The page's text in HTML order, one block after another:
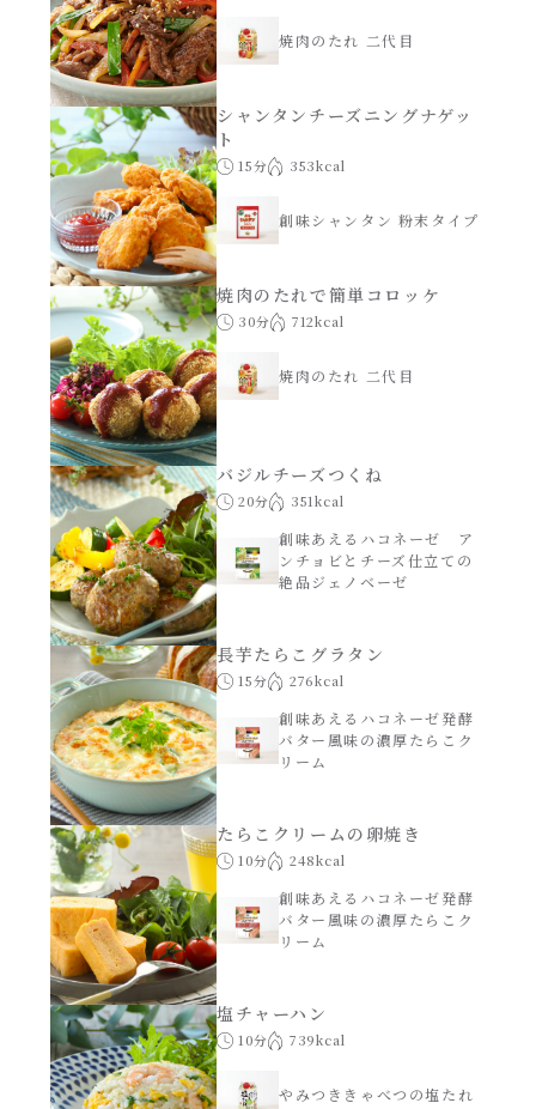
焼肉のたれ 二代目
シャンタンチーズニングナゲッ
ト
15分 353kcal
創味シャンタン 粉末タイプ
焼肉のたれで簡単コロッケ
30分 712kcal
焼肉のたれ 二代目
バジルチーズつくね
20分 351kcal
創味あえるハコネーゼ ア
ンチョビとチーズ仕立ての
絶品ジェノベーゼ
長芋たらこグラタン
15分 276kcal
創味あえるハコネーゼ発酵
バター風味の濃厚たらこク
リーム
たらこクリームの卵焼き
10分 248kcal
創味あえるハコネーゼ発酵
バター風味の濃厚たらこク
リーム
塩チャーハン
10分 739kcal
やみつききゃべつの塩たれ